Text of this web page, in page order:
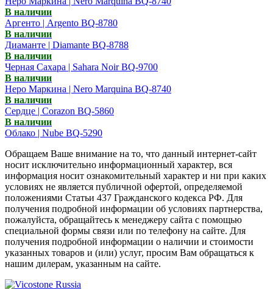
В наличии
Аргенто | Argento BQ-8780
В наличии
Диаманте | Diamante BQ-8788
В наличии
Черная Сахара | Sahara Noir BQ-9700
В наличии
Неро Маркина | Nero Marquina BQ-8740
В наличии
Сердце | Corazon BQ-5860
В наличии
Облако | Nube BQ-5290
Обращаем Ваше внимание на то, что данный интернет-сайт
носит исключительно информационный характер, вся
информация носит ознакомительный характер и ни при каких
условиях не является публичной офертой, определяемой
положениями Статьи 437 Гражданского кодекса РФ. Для
получения подробной информации об условиях партнерства,
пожалуйста, обращайтесь к менеджеру сайта с помощью
специальной формы связи или по телефону на сайте. Для
получения подробной информации о наличии и стоимости
указанных товаров и (или) услуг, просим Вам обращаться к
нашим дилерам, указанным на сайте.